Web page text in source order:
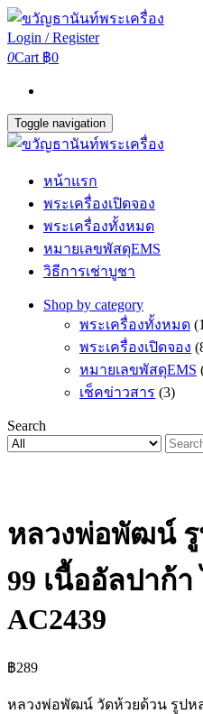
Login / Register
0Cart ฿0
Toggle navigation
หน้าแรก
พระเครื่องเปิดจอง
พระเครื่องทั้งหมด
หมายเลขพัสดุEMS
วิธีการเช่าบูชา
Shop by category
พระเครื่องทั้งหมด
พระเครื่องเปิดจอง
หมายเลขพัสดุEMS
เช็คข่าวสาร (3)
Search
หลวงพ่อพัฒน์
99 เนื้ออัลปาก้
AC2439
฿289
หลวงพ่อพัฒน์ วัดห้วยด้วน รูปห